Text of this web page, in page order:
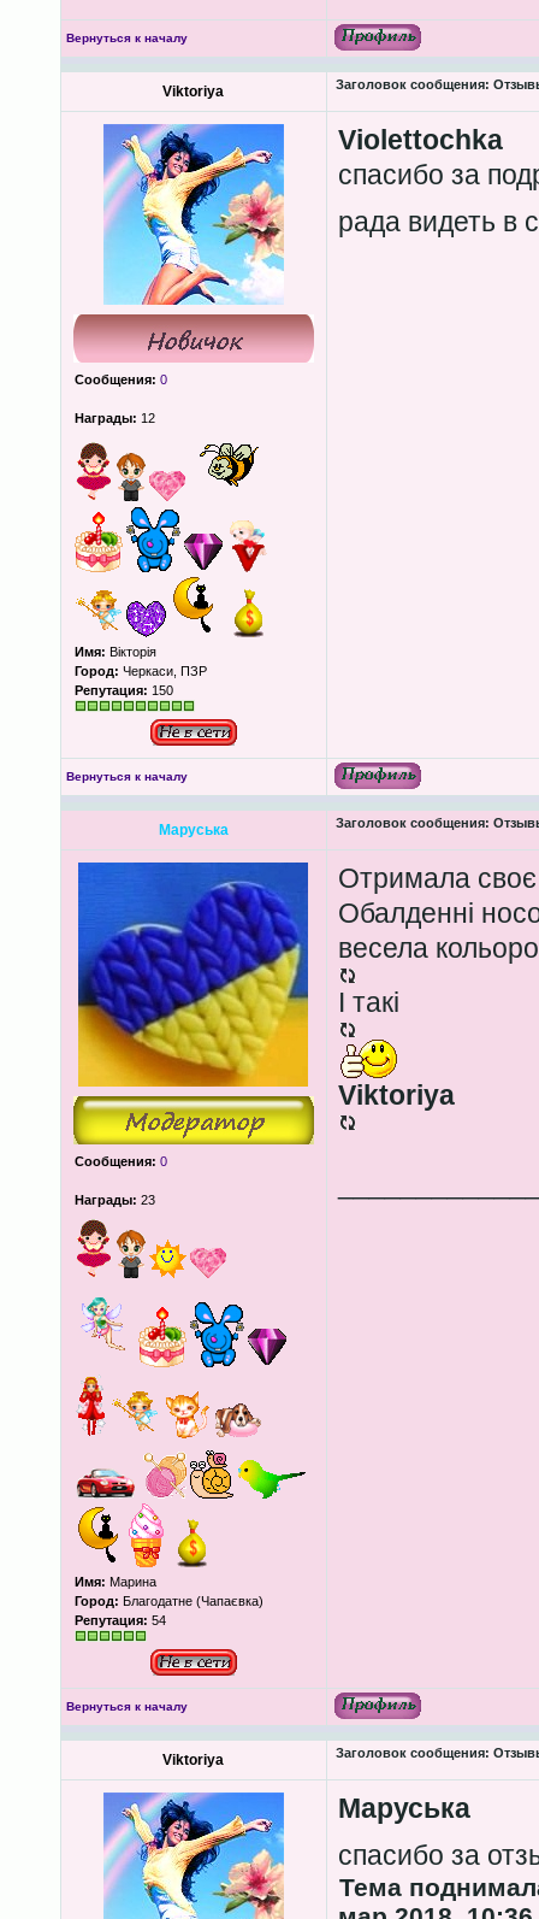
Вернуться к началу
Viktoriya Заголовок сообщения:
Сообщения: 0
Награды: 12
Имя: Вікторія
Город: Черкаси, ПЗР
Репутация: 150
Violettochka
спасибо за
рада видеть в
Вернуться к началу
Маруська Заголовок сообщения:
Сообщения: 0
Награды: 23
Имя: Марина
Город: Благодатне (Чапаєвка)
Репутация: 54
Отримала
Обалденні
весела
І такі
Viktoriya
Вернуться к началу
Viktoriya Заголовок сообщения:
Маруська
спасибо за
Тема